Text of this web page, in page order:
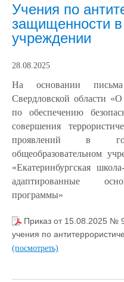
Учения по
защищенности
учреждении
28.08.2025
На основании письма
Свердловской области
по обеспечению
совершения
проявлений в
общеобразовательном
«Екатеринбургская
адаптированные
программы»
Приказ от 15.08.2025 №
учения по
(посмотреть)